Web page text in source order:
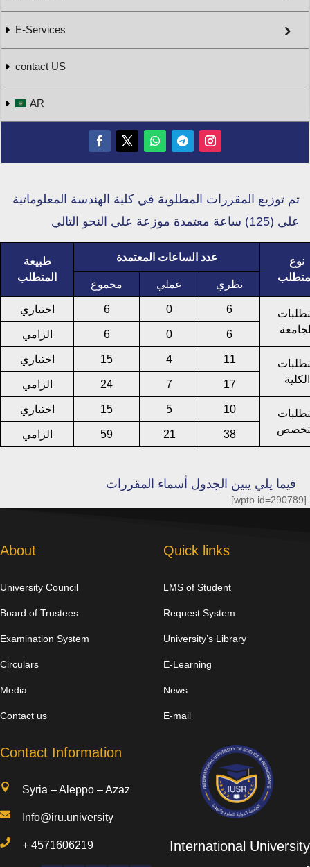
E-Services
contact US
AR
تم توزيع المقررات المطلوبة في كلية الهندسة المعلوماتية
على (125) ساعة معتمدة موزعة على النحو التالي
نوع
عدد الساعات المعتمدة
طبيعة
المتطلب
نظري عملي مجموع
6
0
6 اختياري
6
0
6 الزامي
الكلية
11
4
15 اختياري
17
7
24 الزامي
10
5
15 اختياري
38
21
59 الزامي
فيما يلي يبين الجدول أسماء المقررات
[wptb id=290789]
About
University Council
Board of Trustees
Examination System
Circulars
Media
Contact us
Quick links
LMS of Student
Request System
University’s Library
E-Learning
News
E-mail
Contact Information
 Syria – Aleppo – Azaz
 Info@iru.university
 +4571606219
International University